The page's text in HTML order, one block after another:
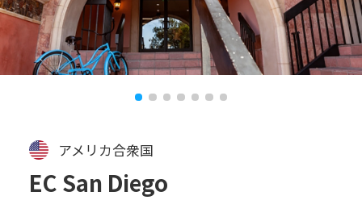
アメリカ合衆国
EC San Diego